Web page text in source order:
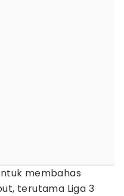
membahas
terutama Liga 3